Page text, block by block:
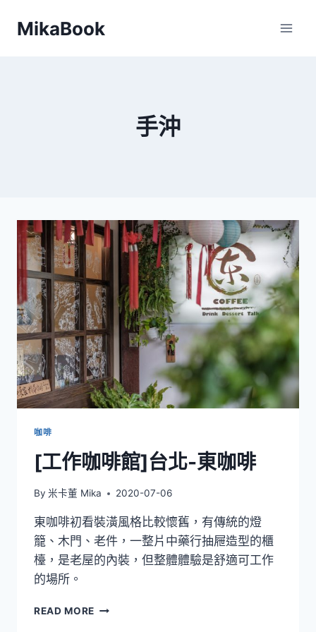
MikaBook
手沖
咖啡
[工作咖啡館]台北-東咖啡
By 米卡董 Mika 2020-07-06
東咖啡初看裝潢風格比較懷舊，有傳統的燈
籠、木門、老件，一整片中藥行抽屜造型的櫃
檯，是老屋的內裝，但整體體驗是舒適可工作
的場所。
READ MORE [工